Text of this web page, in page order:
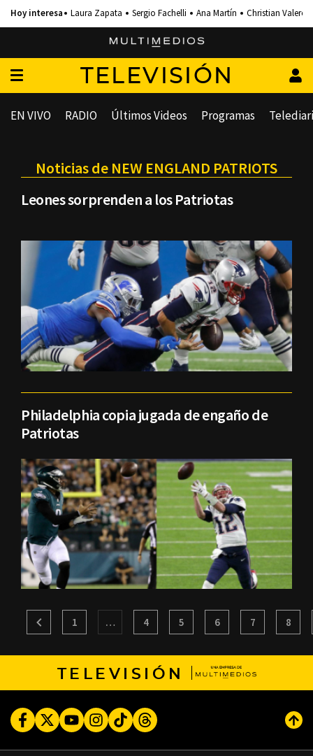
Laura Zapata Sergio Fachelli Ana Martín Christian Valero
TELEVISIÓN
EN VIVO RADIO Últimos Videos Programas
Noticias de NEW ENGLAND PATRIOTS
Leones sorprenden a los Patriotas
Philadelphia copia jugada de engaño de
Patriotas
1 … 4 5 6 7 8
TELEVISIÓN
FacebookTwitterYoutubeInstagram
TikTokThreads